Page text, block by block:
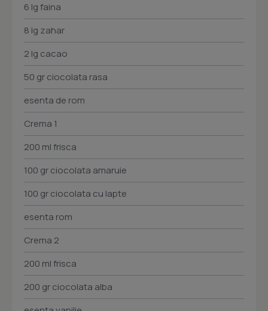
6 lg faina
8 lg zahar
2 lg cacao
50 gr ciocolata rasa
esenta de rom
Crema 1
200 ml frisca
100 gr ciocolata amaruie
100 gr ciocolata cu lapte
esenta rom
Crema 2
200 ml frisca
200 gr ciocolata alba